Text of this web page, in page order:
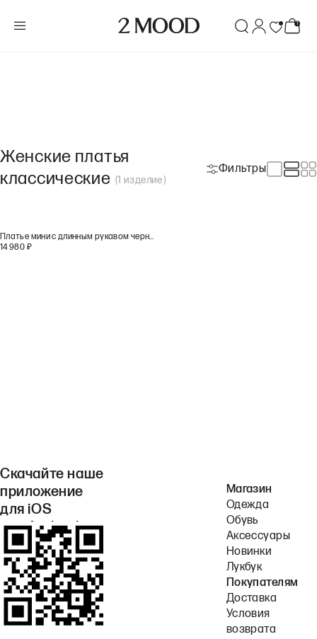
Женские платья
классические (1 изделие )
Фильтры
Платье мини с длинным рукавом черного цвета
14 980 ₽
Скачайте наше
приложение
для iOS
или Android.
Магазин
Одежда
Обувь
Аксессуары
Новинки
Лукбук
Покупателям
Доставка
Условия
возврата